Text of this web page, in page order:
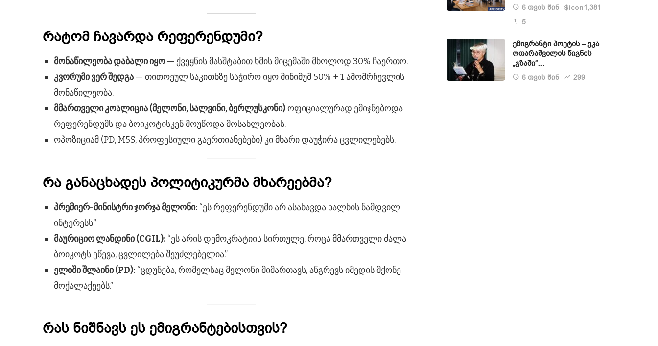
რატომ ჩავარდა რეფერენდუმი?
მონაწილეობა დაბალი იყო — ქვეყნის მასშტაბით ხმის მიცემაში მხოლოდ 30% ჩაერთო.
კვორუმი ვერ შედგა — თითოეულ საკითხზე საჭირო იყო მინიმუმ 50% + 1 ამომრჩევლის
მონაწილეობა.
მმართველი კოალიცია (მელონი, სალვინი, ბერლუსკონი) ოფიციალურად ემიჯნებოდა
რეფერენდუმს და ბოიკოტისკენ მოუწოდა მოსახლეობას.
ოპოზიციამ (PD, M5S, პროფესიული გაერთიანებები) კი მხარი დაუჭირა ცვლილებებს.
რა განაცხადეს პოლიტიკურმა მხარეებმა?
პრემიერ-მინისტრი ჯორჯა მელონი: “ეს რეფერენდუმი არ ასახავდა ხალხის ნამდვილ
ინტერესს.”
მაურიციო ლანდინი (CGIL): “ეს არის დემოკრატიის სირთულე. როცა მმართველი ძალა
ბოიკოტს ეწევა, ცვლილება შეუძლებელია.”
ელიში შლაინი (PD): “ცდუნება, რომელსაც მელონი მიმართავს, ანგრევს იმედის მქონე
მოქალაქეებს.”
რას ნიშნავს ეს ემიგრანტებისთვის?
6 თვის წინ $icon1,381
5
ემიგრანტი პოეტის – ეკა
ოთარაშვილის წიგნის
„გზაში“…
6 თვის წინ 299